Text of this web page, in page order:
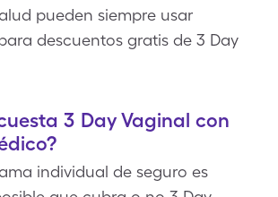
pueden siempre usar
descuentos gratis de 3 Day
3 Day Vaginal con
individual de seguro es